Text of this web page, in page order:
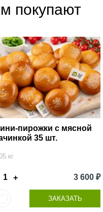
покупают
пирожки с мясной
35 шт.
кг
+ 3 600 ₽
ЗАКАЗАТЬ